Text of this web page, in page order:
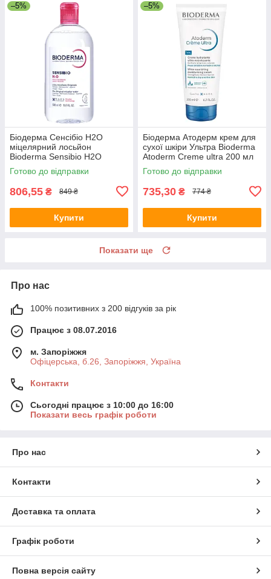
–5%
Біодерма Сенсібіо H2O
міцелярний лосьйон
Bioderma Sensibio H2O
solution micellaire 500 мл
Готово до відправки
806,55 ₴ 849 ₴
Купити
–5%
Біодерма Атодерм крем для
сухої шкіри Ультра Bioderma
Atoderm Creme ultra 200 мл
Готово до відправки
735,30 ₴ 774 ₴
Купити
Показати ще
Про нас
100% позитивних з 200 відгуків за рік
Працює з 08.07.2016
м. Запоріжжя
Офіцерська, б.26, Запоріжжя, Україна
Контакти
Сьогодні працює з 10:00 до 16:00
Показати весь графік роботи
Про нас
Контакти
Доставка та оплата
Графік роботи
Повна версія сайту